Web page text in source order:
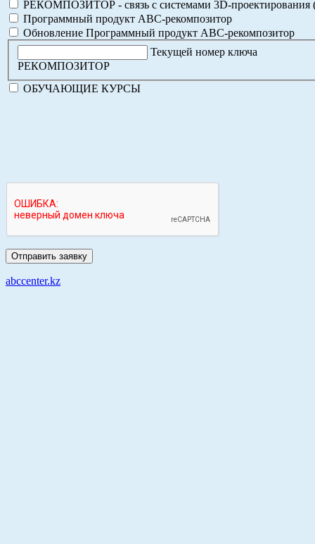
РЕКОМПОЗИТОР - связь с системами 3D-проектирования
Программный продукт АВС-рекомпозитор
Обновление Программный продукт АВС-рекомпозитор
Текущей номер ключа
РЕКОМПОЗИТОР
ОБУЧАЮЩИЕ КУРСЫ
abccenter.kz